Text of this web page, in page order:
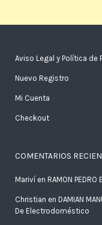
Aviso Legal y Política de
Nuevo Registro
Mi Cuenta
Checkout
COMENTARIOS
Mariví en RAMON PEDRO
Christian en DAMIAN
De Electrodoméstico